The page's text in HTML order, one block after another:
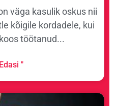
väga kasulik oskus nii
kõigile kordadele, kui
töötanud...
"